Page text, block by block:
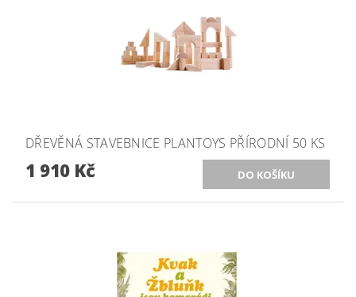
DŘEVĚNÁ STAVEBNICE PLANTOYS PŘÍRODNÍ 50 KS
1 910 Kč